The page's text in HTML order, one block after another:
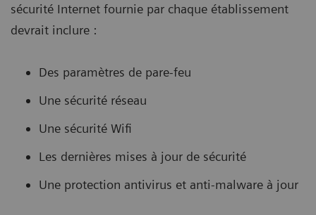
sécurité Internet fournie par chaque établissement
devrait inclure :
Des paramètres de pare-feu
Une sécurité réseau
Une sécurité Wifi
Les dernières mises à jour de sécurité
Une protection antivirus et anti-malware à jour